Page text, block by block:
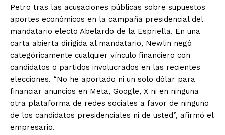
Petro tras las acusaciones públicas sobre supuestos
aportes económicos en la campaña presidencial del
mandatario electo Abelardo de la Espriella. En una
carta abierta dirigida al mandatario, Newlin negó
categóricamente cualquier vínculo financiero con
candidatos o partidos involucrados en las recientes
elecciones. “No he aportado ni un solo dólar para
financiar anuncios en Meta, Google, X ni en ninguna
otra plataforma de redes sociales a favor de ninguno
de los candidatos presidenciales ni de usted”, afirmó el
empresario.